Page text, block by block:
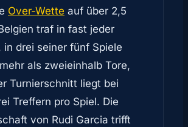
Over-Wette auf über 2,5
traf in fast jeder
in drei seiner fünf Spiele
als zweieinhalb Tore,
Turnierschnitt liegt bei
Treffern pro Spiel. Die
von Rudi Garcia trifft